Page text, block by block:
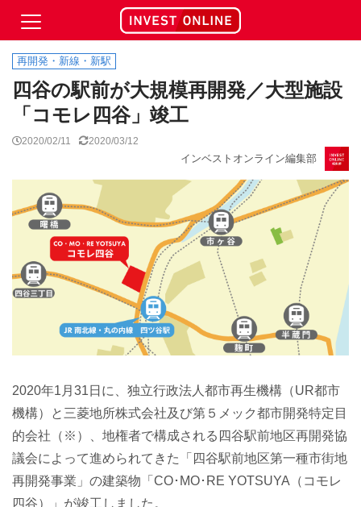
再開発・新線・新駅
四谷の駅前が大規模再開発／大型施設
「コモレ四谷」竣工
2020/02/11 2020/03/12
インベストオンライン編集部
2020年1月31日に、独立行政法人都市再生機構（UR都市
機構）と三菱地所株式会社及び第５メック都市開発特定目
的会社（※）、地権者で構成される四谷駅前地区再開発協
議会によって進められてきた「四谷駅前地区第一種市街地
再開発事業」の建築物「CO･MO･RE YOTSUYA（コモレ
四谷）」が竣工しました。